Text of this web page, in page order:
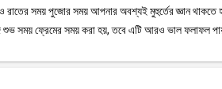
সময় পুজোর সময় আপনার অবশ্যই মুহুর্তের জ্ঞান থাকতে
শুভ সময় ফ্রেমের সময় করা হয়, তবে এটি আরও ভাল ফলাফল